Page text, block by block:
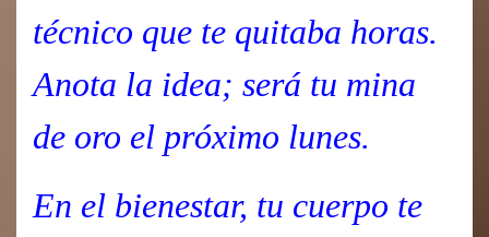
técnico que te quitaba horas.
Anota la idea; será tu mina
de oro el próximo lunes.
En el bienestar, tu cuerpo te